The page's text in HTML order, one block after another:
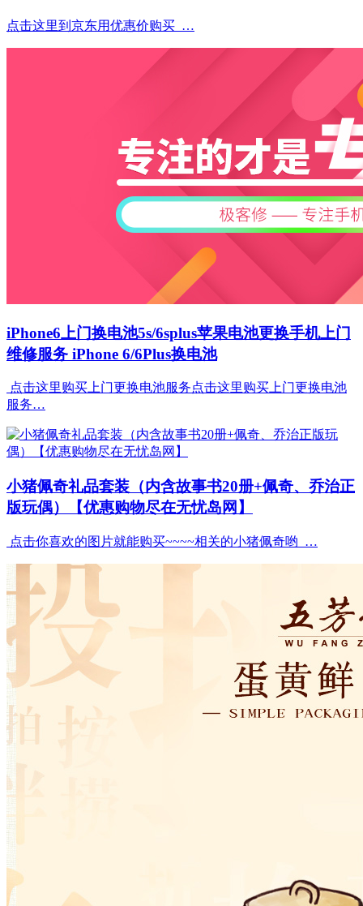
点击这里到京东用优惠价购买 …
iPhone6上门换电池5s/6splus苹果电池更换手机上门
维修服务 iPhone 6/6Plus换电池
点击这里购买上门更换电池服务点击这里购买上门更换电池
服务…
小猪佩奇礼品套装（内含故事书20册+佩奇、乔治正
版玩偶）【优惠购物尽在无忧岛网】
点击你喜欢的图片就能购买~~~~相关的小猪佩奇哟 …